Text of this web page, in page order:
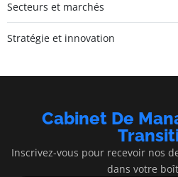
Secteurs et marchés
Stratégie et innovation
Cabinet De
Inscrivez-vous pour recevoir nos
dans votre